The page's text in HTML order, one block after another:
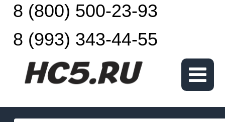
8 (800) 500-23-93
8 (993) 343-44-55